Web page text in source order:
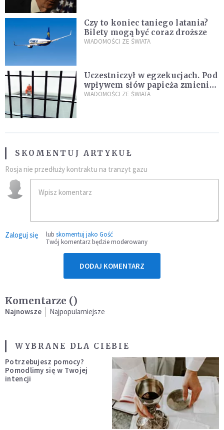
Czy to koniec taniego latania?
Bilety mogą być coraz droższe
WIADOMOŚCI ZE ŚWIATA
Uczestniczył w egzekucjach. Pod
wpływem słów papieża zmienił
zdanie
WIADOMOŚCI ZE ŚWIATA
SKOMENTUJ ARTYKUŁ
Rosja nie przedłuży kontraktu na tranzyt gazu
Zaloguj się lub skomentuj jako Gość
Twój komentarz będzie moderowany
DODAJ KOMENTARZ
Komentarze ()
Najnowsze Najpopularniejsze
WYBRANE DLA CIEBIE
Potrzebujesz pomocy?
Pomodlimy się w Twojej
intencji